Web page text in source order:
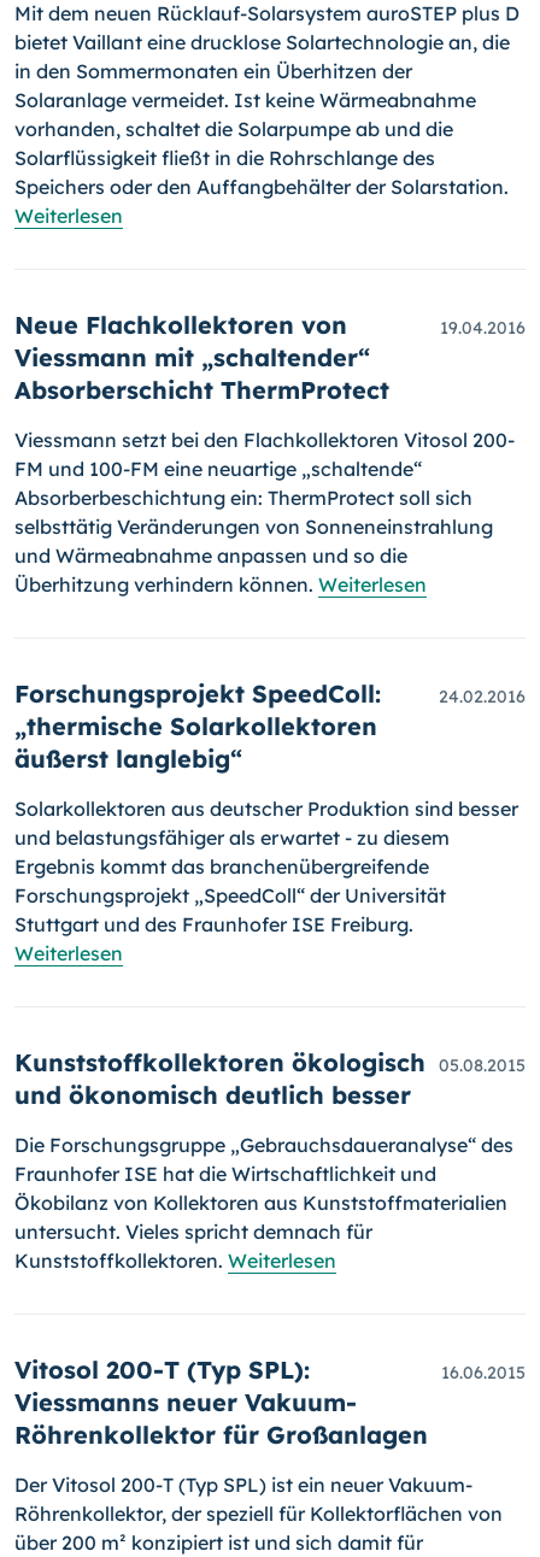
Mit dem neuen Rücklauf-Solarsystem auroSTEP plus D
bietet Vaillant eine drucklose Solartechnologie an, die
in den Sommermonaten ein Überhitzen der
Solaranlage vermeidet. Ist keine Wärmeabnahme
vorhanden, schaltet die Solarpumpe ab und die
Solarflüssigkeit fließt in die Rohrschlange des
Speichers oder den Auffangbehälter der Solarstation.
Weiterlesen
Neue Flachkollektoren von
Viessmann mit „schaltender“
Absorberschicht ThermProtect
19.04.2016
Viessmann setzt bei den Flachkollektoren Vitosol 200-
FM und 100-FM eine neuartige „schaltende“
Absorberbeschichtung ein: ThermProtect soll sich
selbsttätig Veränderungen von Sonneneinstrahlung
und Wärmeabnahme anpassen und so die
Überhitzung verhindern können. Weiterlesen
Forschungsprojekt SpeedColl:
„thermische Solarkollektoren
äußerst langlebig“
24.02.2016
Solarkollektoren aus deutscher Produktion sind besser
und belastungs­fähiger als erwartet - zu diesem
Ergebnis kommt das branchen­über­grei­fende
Forschungsprojekt „SpeedColl“ der Universität
Stuttgart und des Fraunhofer ISE Freiburg.
Weiterlesen
Kunststoffkollektoren ökologisch
und ökonomisch deutlich besser
05.08.2015
Die Forschungsgruppe „Gebrauchsdaueranalyse“ des
Fraunhofer ISE hat die Wirtschaftlichkeit und
Ökobilanz von Kollektoren aus Kunststoff­ma­te­rialien
unter­sucht. Vieles spricht demnach für
Kunststoffkollektoren. Weiterlesen
Vitosol 200-T (Typ SPL):
Viessmanns neuer Vakuum-
Röhrenkollektor für Großanlagen
16.06.2015
Der Vitosol 200-T (Typ SPL) ist ein neuer Vakuum-
Röhrenkollektor, der speziell für Kollektorflächen von
über 200 m² konzipiert ist und sich damit für